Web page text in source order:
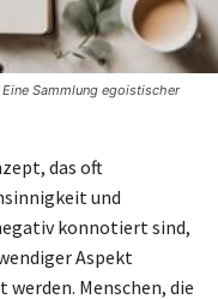
Sammlung egoistischer
das oft
und
konnotiert sind,
Aspekt
Menschen, die